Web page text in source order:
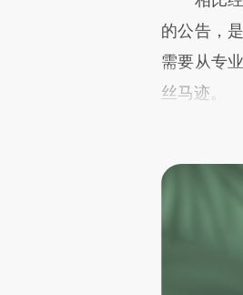
的公告，
需要从专
丝马迹。